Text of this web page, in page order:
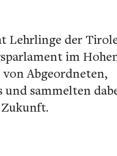
Lehrlinge der
im
Abgeordneten,
und sammelten